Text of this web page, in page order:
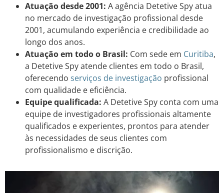
Atuação desde 2001: A agência Detetive Spy atua
no mercado de investigação profissional desde
2001, acumulando experiência e credibilidade ao
longo dos anos.
Atuação em todo o Brasil: Com sede em Curitiba,
a Detetive Spy atende clientes em todo o Brasil,
oferecendo serviços de investigação profissional
com qualidade e eficiência.
Equipe qualificada: A Detetive Spy conta com uma
equipe de investigadores profissionais altamente
qualificados e experientes, prontos para atender
às necessidades de seus clientes com
profissionalismo e discrição.